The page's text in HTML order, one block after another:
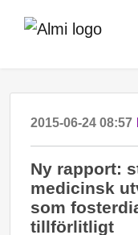
2015-06-24 08:57
Ny rapport:
medicinsk
som
tillförlitligt